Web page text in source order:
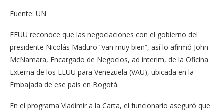
Fuente: UN
EEUU reconoce que las negociaciones con el gobierno del
presidente Nicolás Maduro “van muy bien”, así lo afirmó John
McNamara, Encargado de Negocios, ad interim, de la Oficina
Externa de los EEUU para Venezuela (VAU), ubicada en la
Embajada de ese país en Bogotá.
En el programa Vladimir a la Carta, el funcionario aseguró que